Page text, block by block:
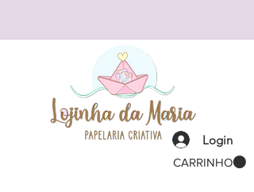
Login
CARRINHO